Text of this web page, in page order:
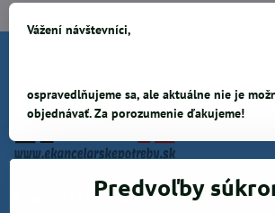
Krea office, s.r.o.
Predvoľby
Vážení návštevníci,
ospravedlňujeme sa, ale aktuálne nie je
objednávať. Za porozumenie ďakujeme!